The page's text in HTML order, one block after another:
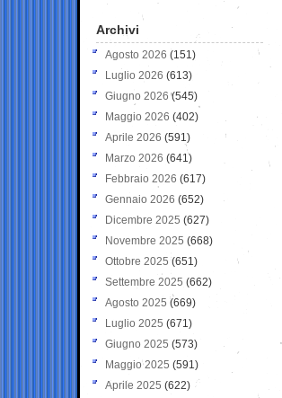
Archivi
Agosto 2026 (151)
Luglio 2026 (613)
Giugno 2026 (545)
Maggio 2026 (402)
Aprile 2026 (591)
Marzo 2026 (641)
Febbraio 2026 (617)
Gennaio 2026 (652)
Dicembre 2025 (627)
Novembre 2025 (668)
Ottobre 2025 (651)
Settembre 2025 (662)
Agosto 2025 (669)
Luglio 2025 (671)
Giugno 2025 (573)
Maggio 2025 (591)
Aprile 2025 (622)